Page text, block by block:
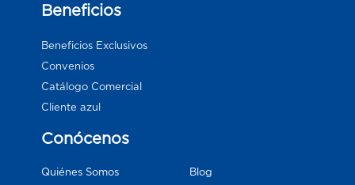
Beneficios
Beneficios Exclusivos
Convenios
Catálogo Comercial
Cliente azul
Conócenos
Quiénes Somos
Blog